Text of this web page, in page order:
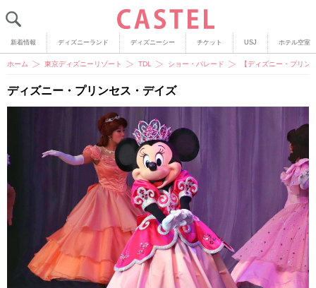
新着情報 ディズニーランド ディズニーシー チケット USJ ホテル空室
ホーム 東京ディズニーリゾート TDL ショー・パレード 【ディズニー・プリ
ディズニー・プリンセス・デイズ